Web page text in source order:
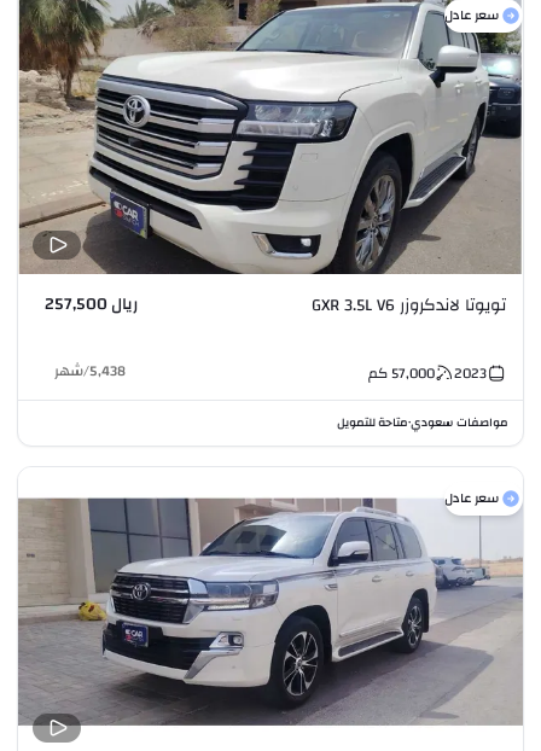
سعر عادل
تويوتا لاندكروزر GXR 3.5L V6 ريال 257,500
2023
57,000كم 5,438
/شهر
مواصفات سعودي•متاحة للتمويل
سعر عادل